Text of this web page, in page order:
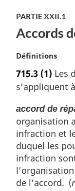
e
PARTIE XXII.1
Accords
N
t
e
a
r
g
i
n
a
l
e
Définitions
715.3 (1) Les
s’appliquent
accord de
organisation
infraction et
duquel les
infraction
de l’accord. (